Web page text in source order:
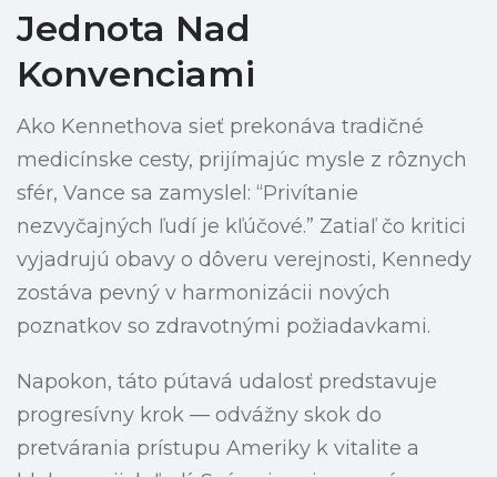
Jednota Nad
Konvenciami
Ako Kennethova sieť prekonáva tradičné
medicínske cesty, prijímajúc mysle z rôznych
sfér, Vance sa zamyslel: “Privítanie
nezvyčajných ľudí je kľúčové.” Zatiaľ čo kritici
vyjadrujú obavy o dôveru verejnosti, Kennedy
zostáva pevný v harmonizácii nových
poznatkov so zdravotnými požiadavkami.
Napokon, táto pútavá udalosť predstavuje
progresívny krok — odvážny skok do
pretvárania prístupu Ameriky k vitalite a